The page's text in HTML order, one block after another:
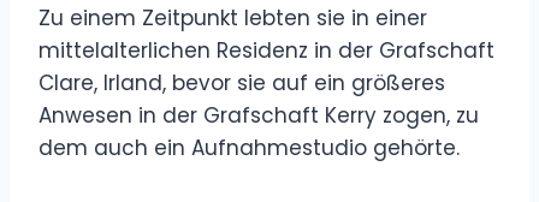
Zu einem Zeitpunkt lebten sie in einer
mittelalterlichen Residenz in der Grafschaft
Clare, Irland, bevor sie auf ein größeres
Anwesen in der Grafschaft Kerry zogen, zu
dem auch ein Aufnahmestudio gehörte.